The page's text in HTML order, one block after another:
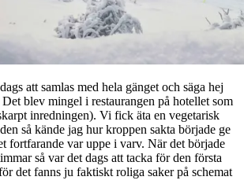
att samlas med hela gänget och säga hej
blev mingel i restaurangen på hotellet som
inredningen). Vi fick äta en vegetarisk
så kände jag hur kroppen sakta började ge
fortfarande var uppe i varv. När det började
så var det dags att tacka för den första
det fanns ju faktiskt roliga saker på schemat